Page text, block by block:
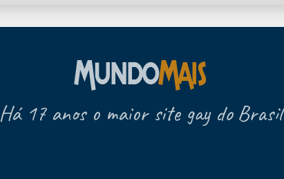
Há 17 anos o maior site gay do Brasil